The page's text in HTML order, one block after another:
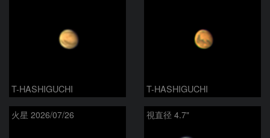
T-HASHIGUCHI T-HASHIGUCHI
火星 2026/07/26 視直径 4.7"